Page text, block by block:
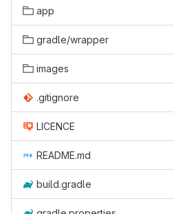
app
gradle/wrapper
images
.gitignore
LICENCE
README.md
build.gradle